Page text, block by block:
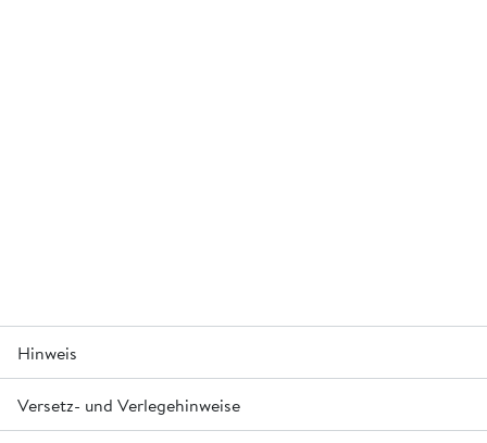
Hinweis
Die 3 verschiedenen Steinlängen 30/40/50 cm werden
nur gemischt abgegeben. Einzelne Steinlängen können
Versetz- und Verlegehinweise